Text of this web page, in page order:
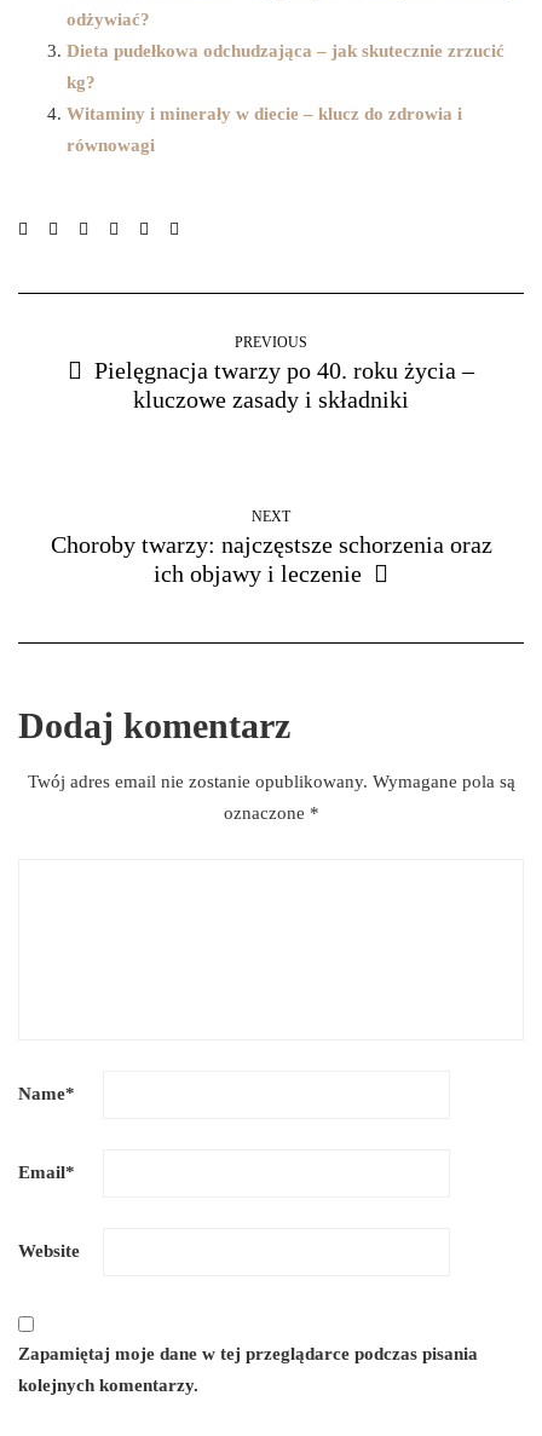
odżywiać?
Dieta pudełkowa odchudzająca – jak skutecznie zrzucić
kg?
Witaminy i minerały w diecie – klucz do zdrowia i
równowagi
PREVIOUS
Pielęgnacja twarzy po 40. roku życia –
kluczowe zasady i składniki
NEXT
Choroby twarzy: najczęstsze schorzenia oraz
ich objawy i leczenie
Dodaj komentarz
Twój adres email nie zostanie opublikowany. Wymagane pola są
oznaczone *
Name*
Email*
Website
Zapamiętaj moje dane w tej przeglądarce podczas pisania
kolejnych komentarzy.